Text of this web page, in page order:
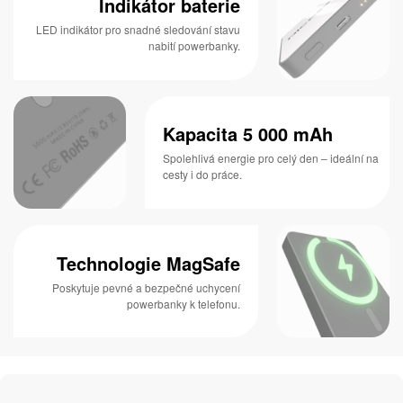
LED indikátor pro snadné sledování stavu
nabití powerbanky.
Kapacita 5 000 mAh
Spolehlivá energie pro celý den – ideální na
cesty i do práce.
Technologie MagSafe
Poskytuje pevné a bezpečné uchycení
powerbanky k telefonu.